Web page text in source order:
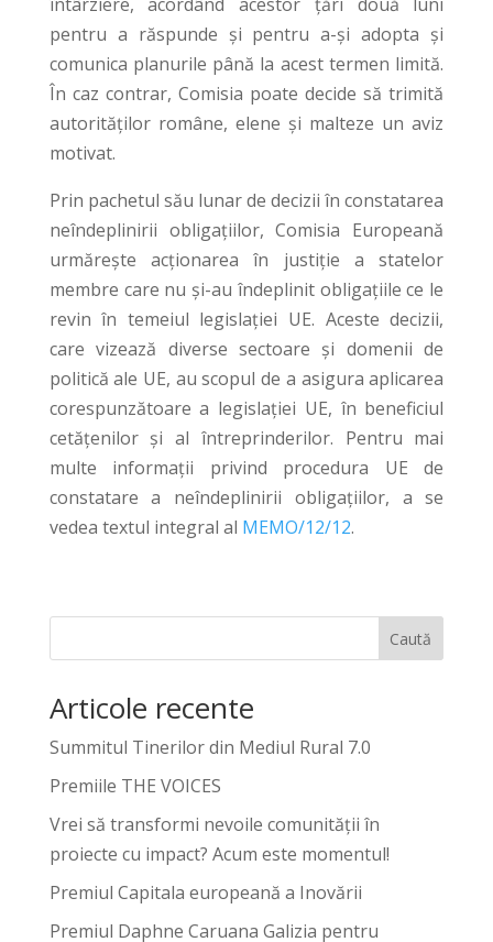
pentru a răspunde și pentru a-și adopta și
comunica planurile până la acest termen limită.
În caz contrar, Comisia poate decide să trimită
autorităților române, elene și malteze un aviz
motivat.
Prin pachetul său lunar de decizii în constatarea
neîndeplinirii obligațiilor, Comisia Europeană
urmărește acționarea în justiție a statelor
membre care nu și-au îndeplinit obligațiile ce le
revin în temeiul legislației UE. Aceste decizii,
care vizează diverse sectoare și domenii de
politică ale UE, au scopul de a asigura aplicarea
corespunzătoare a legislației UE, în beneficiul
cetățenilor și al întreprinderilor. Pentru mai
multe informații privind procedura UE de
constatare a neîndeplinirii obligațiilor, a se
vedea textul integral al MEMO/12/12.
Caută
Articole recente
Summitul Tinerilor din Mediul Rural 7.0
Premiile THE VOICES
Vrei să transformi nevoile comunității în
proiecte cu impact? Acum este momentul!
Premiul Capitala europeană a Inovării
Premiul Daphne Caruana Galizia pentru